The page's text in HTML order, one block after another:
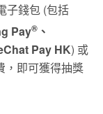
子錢包 (包括
Pay® 、
Pay HK) 或
，即可獲得抽獎